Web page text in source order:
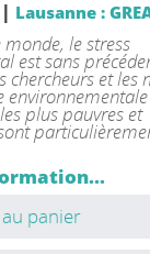
| Lausanne :
le stress
est sans
chercheurs et les
environnementale
plus pauvres et
panier